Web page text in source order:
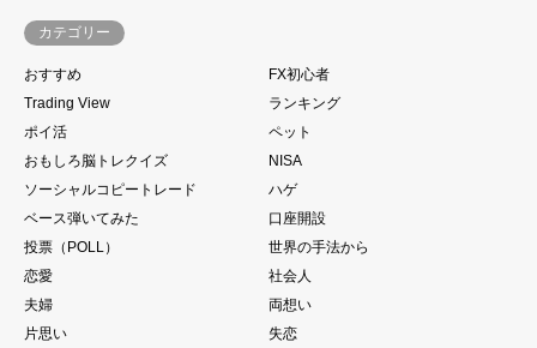
カテゴリー
おすすめ
FX初心者
Trading View
ランキング
ポイ活
ペット
おもしろ脳トレクイズ
NISA
ソーシャルコピートレード
ハゲ
ベース弾いてみた
口座開設
投票（POLL）
世界の手法から
恋愛
社会人
夫婦
両想い
片思い
失恋